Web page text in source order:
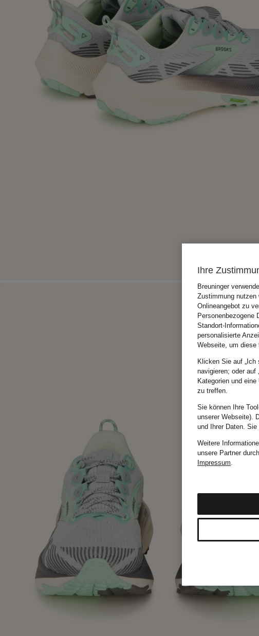
Ihre
Breuninger
Zustimmung nutzen
Onlineangebot zu
Personenbezogene
Standort-
personalisierte
Webseite, um diese
Klicken Sie auf
navigieren; oder auf
Kategorien und
zu treffen.
Sie können Ihre
unserer Webseite).
und Ihrer Daten. Sie
Weitere
unsere Partner
Impressum.